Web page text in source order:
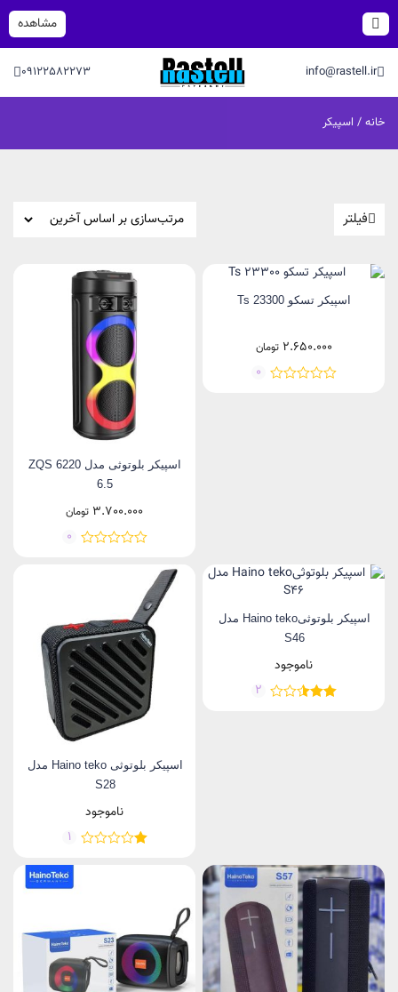
مشاهده
info@rastell.ir
09122582273
خانه / اسپیکر
فیلتر
اسپيكر تسكو Ts 23300
2.650.000 تومان
0
اسپیکر بلوتوثی مدل ZQS 6220
6.5
3.700.000 تومان
0
اسپیکر بلوتوثیHaino teko مدل
S46
ناموجود
2
اسپیکر بلوتوثی Haino teko مدل
S28
ناموجود
1